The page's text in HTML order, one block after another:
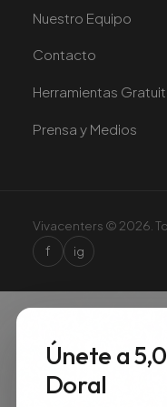
Nuestro Equipo
Contacto
Herramientas
Prensa y Medios
Vivacenters © 2026.
f ig
Únete a
Doral